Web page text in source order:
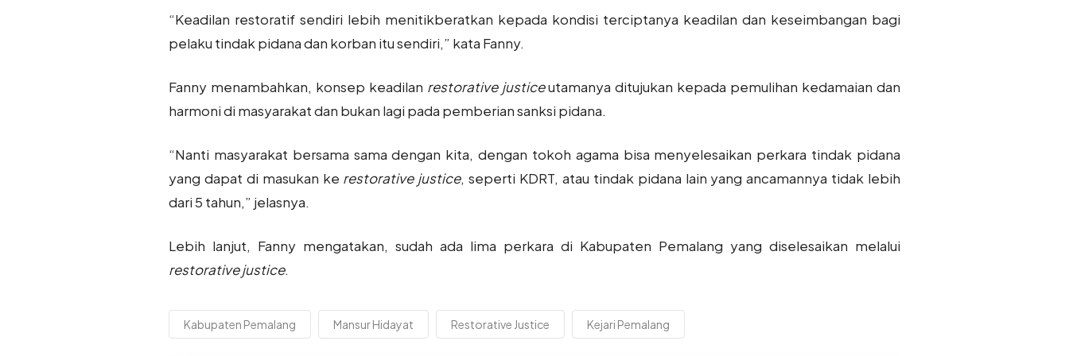
“Keadilan restoratif sendiri lebih menitikberatkan kepada kondisi terciptanya keadilan dan keseimbangan bagi
pelaku tindak pidana dan korban itu sendiri,” kata Fanny.
Fanny menambahkan, konsep keadilan restorative justiceutamanya ditujukan kepada pemulihan kedamaian dan
harmoni di masyarakat dan bukan lagi pada pemberian sanksi pidana.
“Nanti masyarakat bersama sama dengan kita, dengan tokoh agama bisa menyelesaikan perkara tindak pidana
yang dapat di masukan ke restorative justice, seperti KDRT, atau tindak pidana lain yang ancamannya tidak lebih
dari 5 tahun,” jelasnya.
Lebih lanjut, Fanny mengatakan, sudah ada lima perkara di Kabupaten Pemalang yang diselesaikan melalui
restorative justice.
Kabupaten Pemalang Mansur Hidayat Restorative Justice Kejari Pemalang